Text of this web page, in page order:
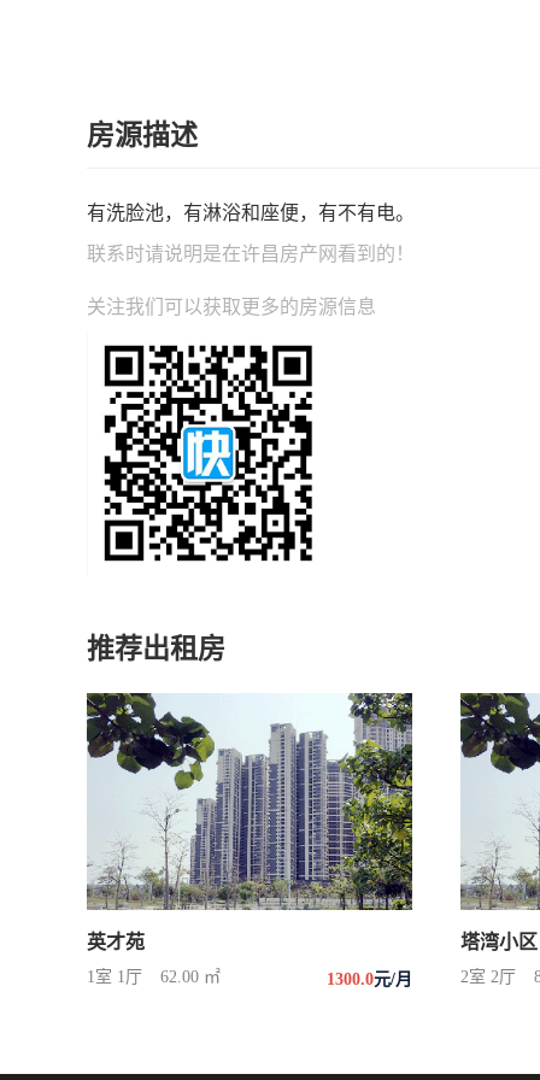
房源描述
有洗脸池，有淋浴和座便，有不有电。
联系时请说明是在许昌房产网 看到的！
关注我们可以获取更多的房源信息
推荐出租房
英才苑
1室 1厅 62.00 ㎡ 1300.0元/月
塔湾小区
2室 2厅